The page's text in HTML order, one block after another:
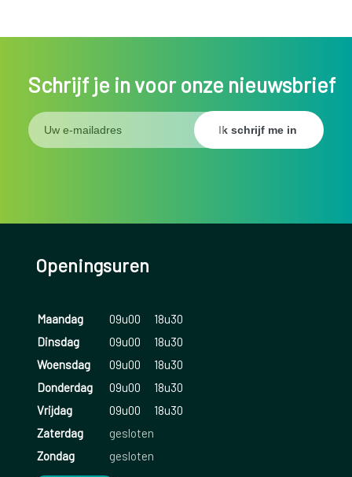
Schrijf je in voor onze nieuwsbrief
Openingsuren
Maandag 09u00
18u30
Dinsdag
09u00
18u30
Woensdag
09u00
18u30
Donderdag
09u00
18u30
Vrijdag
09u00
18u30
Zaterdag
gesloten
Zondag
gesloten